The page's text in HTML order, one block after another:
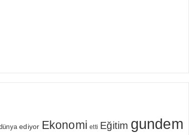
ediyor Ekonomi etti Eğitim gundem